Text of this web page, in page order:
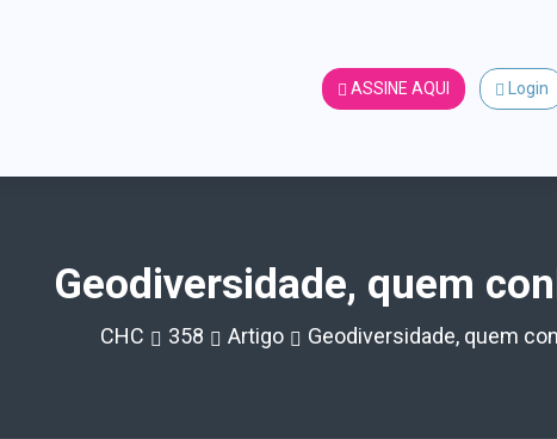
ASSINE AQUI Login
Geodiversidade, quem
CHC 358 Artigo Geodiversidade, quem